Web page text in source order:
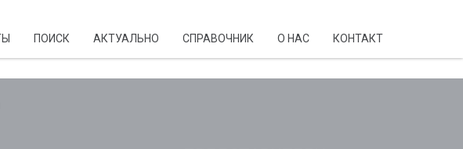
ПОИСК АКТУАЛЬНО CПРАВОЧНИК О НАС КОНТАКТ